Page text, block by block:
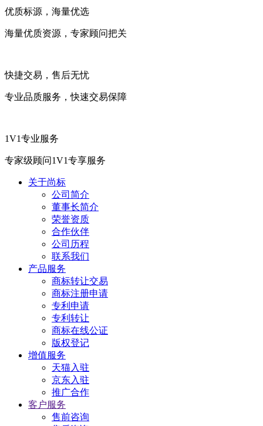
优质标源，海量优选
海量优质资源，专家顾问把关
快捷交易，售后无忧
专业品质服务，快速交易保障
1V1专业服务
专家级顾问1V1专享服务
关于尚标
公司简介
董事长简介
荣誉资质
合作伙伴
公司历程
联系我们
产品服务
商标转让交易
商标注册申请
专利申请
专利转让
商标在线公证
版权登记
增值服务
天猫入驻
京东入驻
推广合作
客户服务
售前咨询